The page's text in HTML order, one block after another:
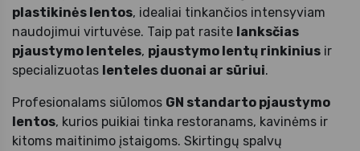
plastikinės lentos, idealiai tinkančios intensyviam
naudojimui virtuvėse. Taip pat rasite lanksčias
pjaustymo lenteles, pjaustymo lentų rinkinius ir
specializuotas lenteles duonai ar sūriui.
Profesionalams siūlomos GN standarto pjaustymo
lentos, kurios puikiai tinka restoranams, kavinėms ir
kitoms maitinimo įstaigoms. Skirtingų spalvų